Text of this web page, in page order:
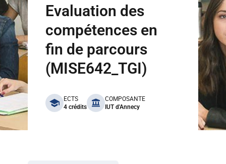
Evaluation des
compétences en
fin de parcours
(MISE642_TGI)
benefits
ECTS
4 crédits
COMPOSANTE
IUT d'Annecy